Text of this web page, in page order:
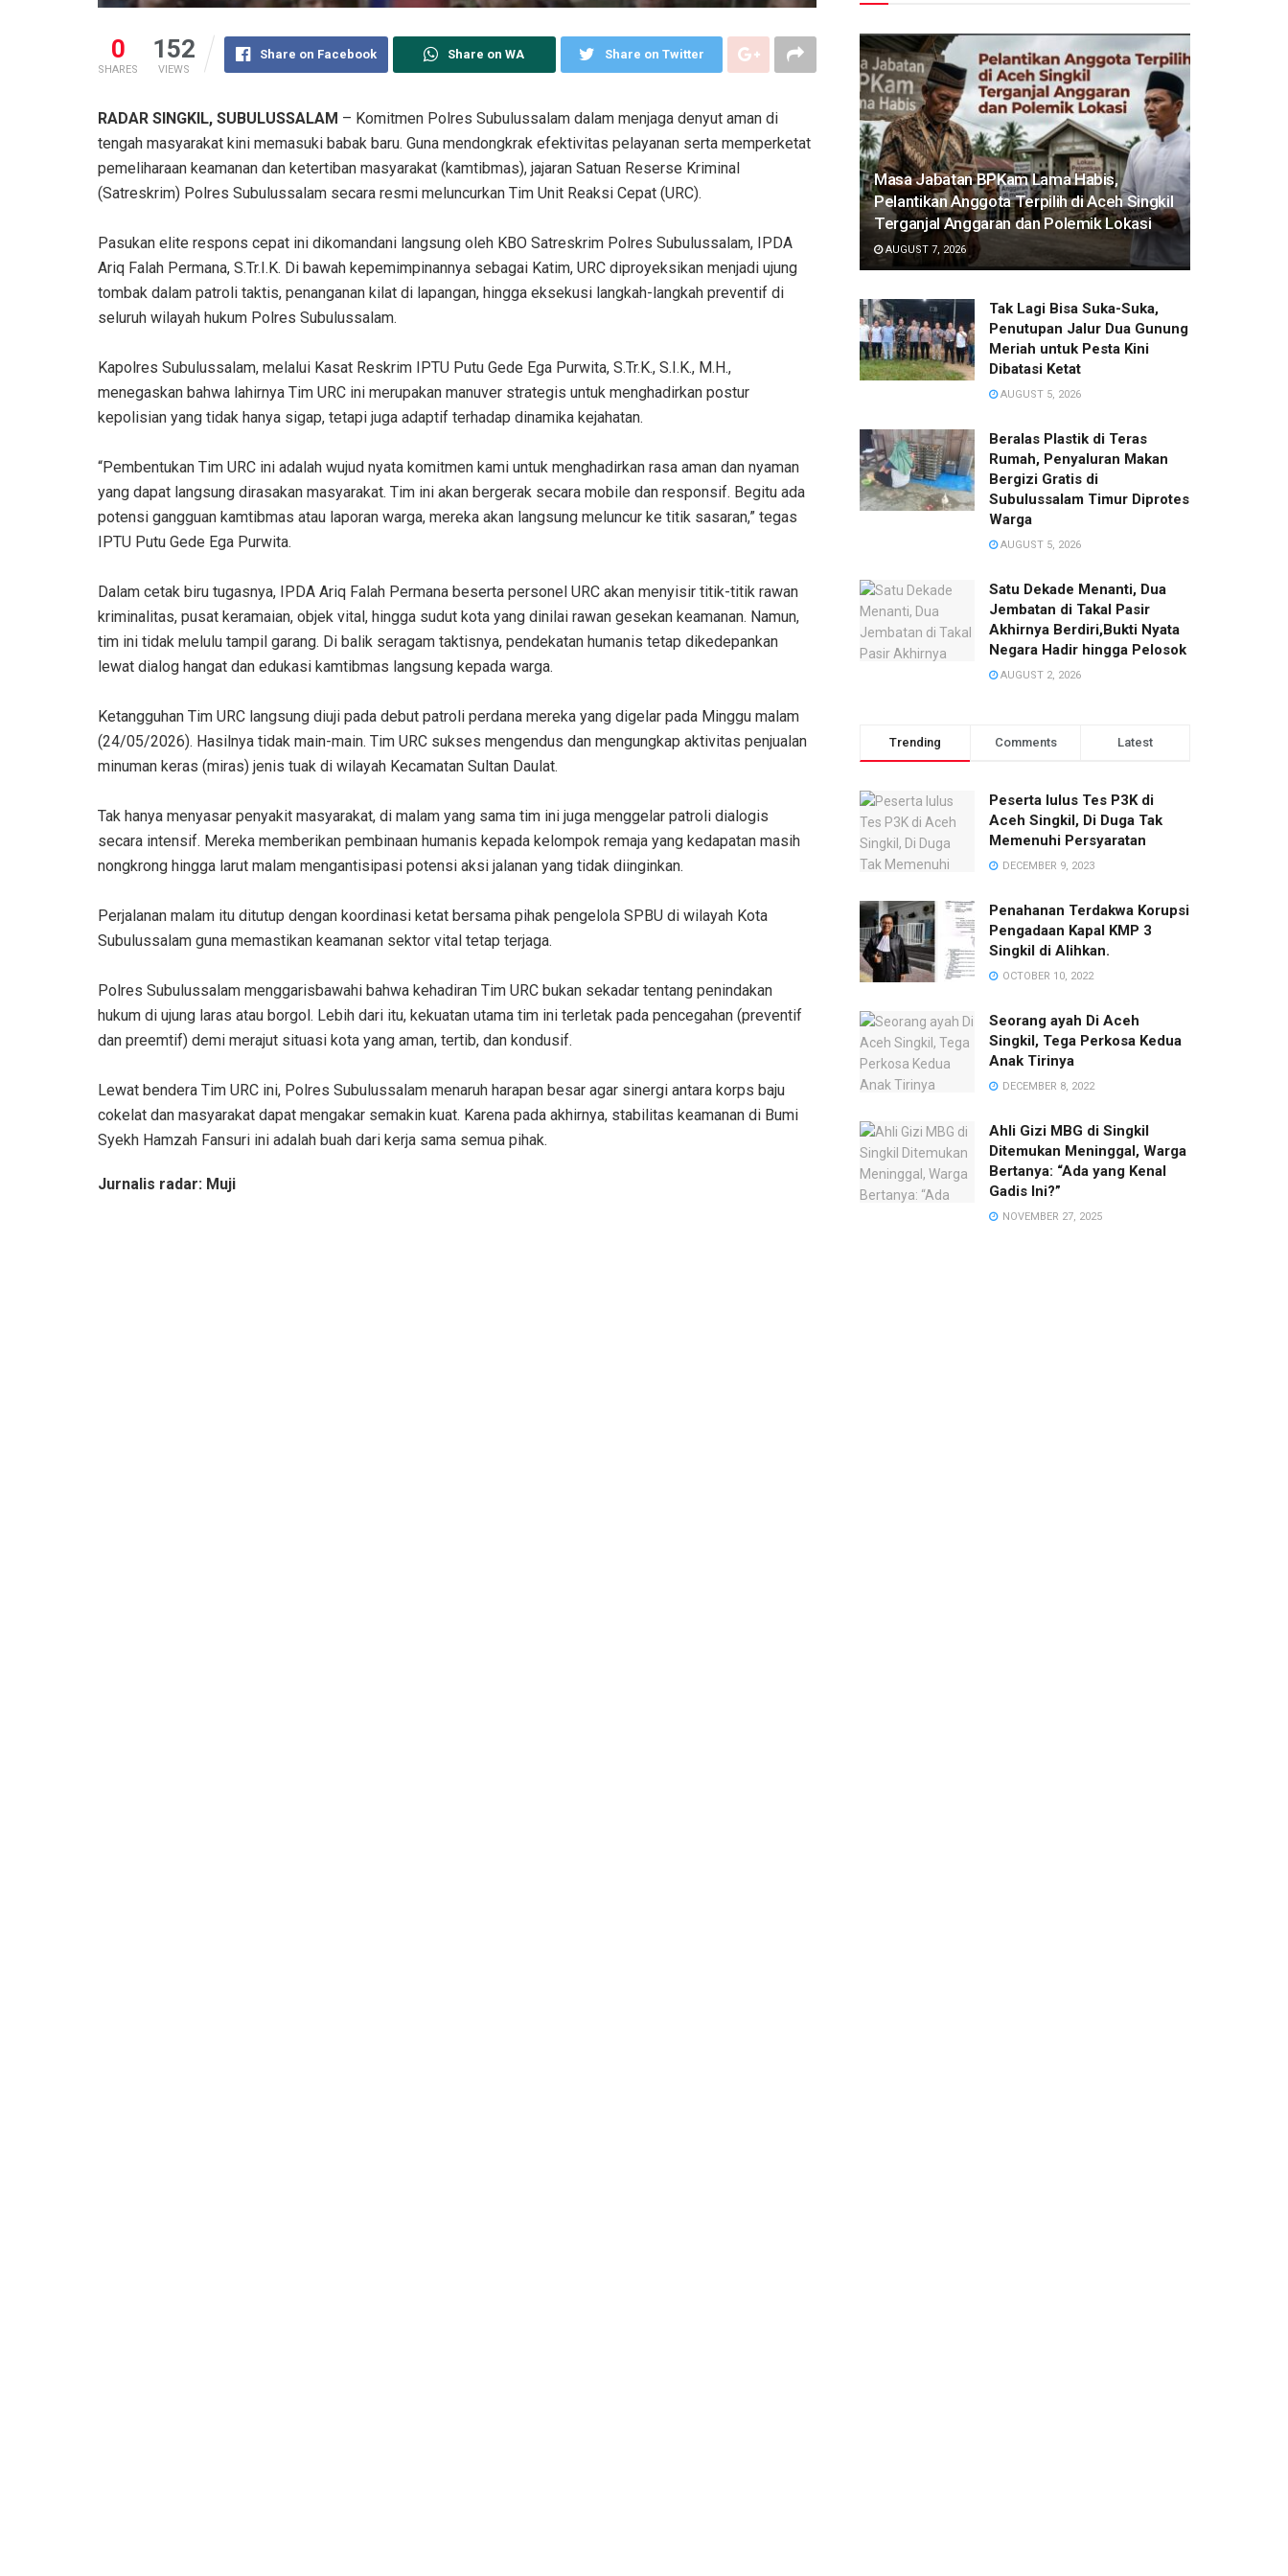
0
SHARES
152
VIEWS
Share on Facebook Share on WA Share on Twitter
RADAR SINGKIL, ​SUBULUSSALAM – Komitmen Polres Subulussalam dalam menjaga denyut aman di
tengah masyarakat kini memasuki babak baru. Guna mendongkrak efektivitas pelayanan serta memperketat
pemeliharaan keamanan dan ketertiban masyarakat (kamtibmas), jajaran Satuan Reserse Kriminal
(Satreskrim) Polres Subulussalam secara resmi meluncurkan Tim Unit Reaksi Cepat (URC).
‎​Pasukan elite respons cepat ini dikomandani langsung oleh KBO Satreskrim Polres Subulussalam, IPDA
Ariq Falah Permana, S.Tr.I.K. Di bawah kepemimpinannya sebagai Katim, URC diproyeksikan menjadi ujung
tombak dalam patroli taktis, penanganan kilat di lapangan, hingga eksekusi langkah-langkah preventif di
seluruh wilayah hukum Polres Subulussalam.
‎Kapolres Subulussalam, melalui Kasat Reskrim IPTU Putu Gede Ega Purwita, S.Tr.K., S.I.K., M.H.,
menegaskan bahwa lahirnya Tim URC ini merupakan manuver strategis untuk menghadirkan postur
kepolisian yang tidak hanya sigap, tetapi juga adaptif terhadap dinamika kejahatan.
‎“Pembentukan Tim URC ini adalah wujud nyata komitmen kami untuk menghadirkan rasa aman dan nyaman
yang dapat langsung dirasakan masyarakat. Tim ini akan bergerak secara mobile dan responsif. Begitu ada
potensi gangguan kamtibmas atau laporan warga, mereka akan langsung meluncur ke titik sasaran,” tegas
IPTU Putu Gede Ega Purwita.
‎Dalam cetak biru tugasnya, IPDA Ariq Falah Permana beserta personel URC akan menyisir titik-titik rawan
kriminalitas, pusat keramaian, objek vital, hingga sudut kota yang dinilai rawan gesekan keamanan. Namun,
tim ini tidak melulu tampil garang. Di balik seragam taktisnya, pendekatan humanis tetap dikedepankan
lewat dialog hangat dan edukasi kamtibmas langsung kepada warga.
‎Ketangguhan Tim URC langsung diuji pada debut patroli perdana mereka yang digelar pada Minggu malam
(24/05/2026). Hasilnya tidak main-main. Tim URC sukses mengendus dan mengungkap aktivitas penjualan
minuman keras (miras) jenis tuak di wilayah Kecamatan Sultan Daulat.
‎Tak hanya menyasar penyakit masyarakat, di malam yang sama tim ini juga menggelar patroli dialogis
secara intensif. Mereka memberikan pembinaan humanis kepada kelompok remaja yang kedapatan masih
nongkrong hingga larut malam mengantisipasi potensi aksi jalanan yang tidak diinginkan.
‎Perjalanan malam itu ditutup dengan koordinasi ketat bersama pihak pengelola SPBU di wilayah Kota
Subulussalam guna memastikan keamanan sektor vital tetap terjaga.
‎Polres Subulussalam menggarisbawahi bahwa kehadiran Tim URC bukan sekadar tentang penindakan
hukum di ujung laras atau borgol. Lebih dari itu, kekuatan utama tim ini terletak pada pencegahan (preventif
dan preemtif) demi merajut situasi kota yang aman, tertib, dan kondusif.
‎Lewat bendera Tim URC ini, Polres Subulussalam menaruh harapan besar agar sinergi antara korps baju
cokelat dan masyarakat dapat mengakar semakin kuat. Karena pada akhirnya, stabilitas keamanan di Bumi
Syekh Hamzah Fansuri ini adalah buah dari kerja sama semua pihak.
‎Jurnalis radar: Muji
Masa Jabatan BPKam Lama Habis,
Pelantikan Anggota Terpilih di Aceh Singkil
Terganjal Anggaran dan Polemik Lokasi‎
AUGUST 7, 2026
‎Tak Lagi Bisa Suka-Suka,
Penutupan Jalur Dua Gunung
Meriah untuk Pesta Kini
Dibatasi Ketat‎
AUGUST 5, 2026
Beralas Plastik di Teras
Rumah, Penyaluran Makan
Bergizi Gratis di
Subulussalam Timur Diprotes
Warga
AUGUST 5, 2026
Satu Dekade Menanti, Dua
Jembatan di Takal Pasir
Akhirnya Berdiri,Bukti Nyata
Negara Hadir hingga Pelosok‎
AUGUST 2, 2026
Trending Comments Latest
Peserta lulus Tes P3K di
Aceh Singkil, Di Duga Tak
Memenuhi Persyaratan
DECEMBER 9, 2023
Penahanan Terdakwa Korupsi
Pengadaan Kapal KMP 3
Singkil di Alihkan.
OCTOBER 10, 2022
Seorang ayah Di Aceh
Singkil, Tega Perkosa Kedua
Anak Tirinya
DECEMBER 8, 2022
Ahli Gizi MBG di Singkil
Ditemukan Meninggal, Warga
Bertanya: “Ada yang Kenal
Gadis Ini?”‎
NOVEMBER 27, 2025